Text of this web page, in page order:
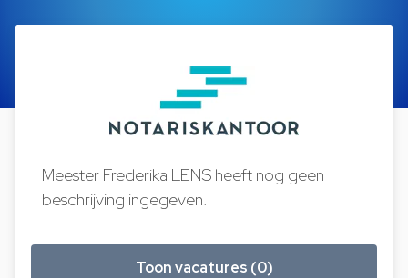
Meester Frederika LENS heeft nog geen
beschrijving ingegeven.
Toon vacatures (0)